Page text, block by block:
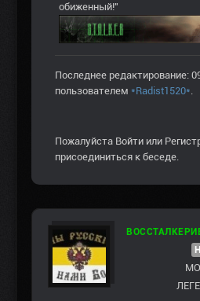
обиженный!"
Последнее редактирование:
пользователем *Radist1520*
Пожалуйста Войти или
присоединиться к беседе.